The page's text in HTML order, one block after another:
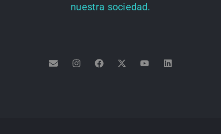
nuestra sociedad.